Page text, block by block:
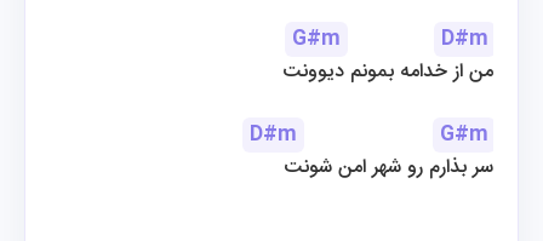
G#m
D#m
من از خدامه بمونم دیوونت
D#m
G#m
سر بذارم رو شهر امن شونت